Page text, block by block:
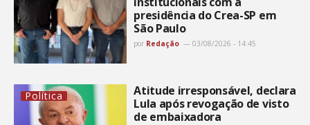
presidência do Crea-SP em
São Paulo
por Redação 03/08/2026 - 14:45
Política
Atitude irresponsável, declara
Lula após revogação de visto
de embaixadora